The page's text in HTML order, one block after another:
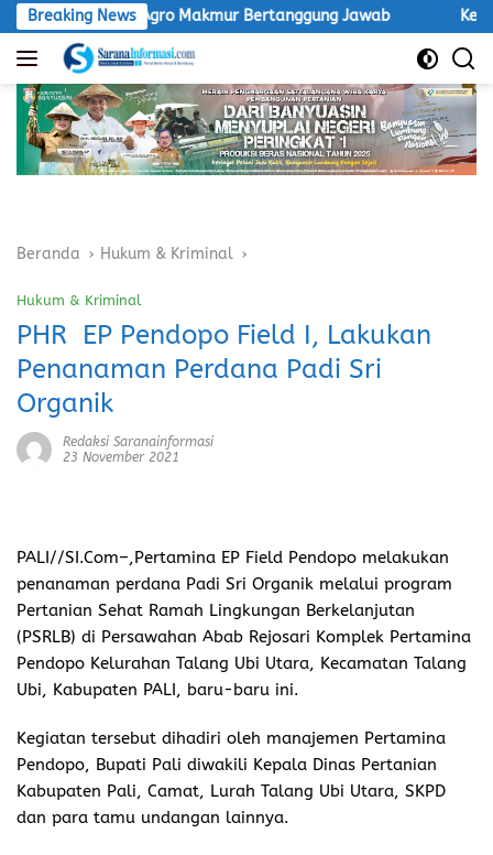
Langsung
ke
konten
Breaking News
Inti Agro Makmur Bertanggung Jawab Ketua LSM
Beranda Hukum & Kriminal
Hukum & Kriminal
PHR EP Pendopo Field I, Lakukan
Penanaman Perdana Padi Sri
Organik
Redaksi Saranainformasi
23 November 2021
PALI//SI.Com–,Pertamina EP Field Pendopo melakukan
penanaman perdana Padi Sri Organik melalui program
Pertanian Sehat Ramah Lingkungan Berkelanjutan
(PSRLB) di Persawahan Abab Rejosari Komplek Pertamina
Pendopo Kelurahan Talang Ubi Utara, Kecamatan Talang
Ubi, Kabupaten PALI, baru-baru ini.
Kegiatan tersebut dihadiri oleh manajemen Pertamina
Pendopo, Bupati Pali diwakili Kepala Dinas Pertanian
Kabupaten Pali, Camat, Lurah Talang Ubi Utara, SKPD
dan para tamu undangan lainnya.